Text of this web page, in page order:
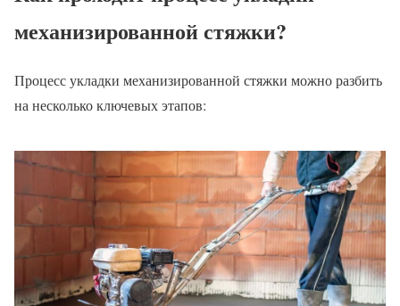
механизированной стяжки?
Процесс укладки механизированной стяжки можно разбить
на несколько ключевых этапов: